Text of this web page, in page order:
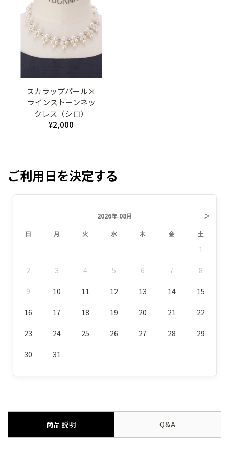
スカラップパール×
ラインストーンネッ
クレス（シロ）
¥2,000
ご利用日を決定する
2026年 08月 ＞
日 月 火 水 木 金 土
1
2 3 4 5 6 7 8
9 10 11 12 13 14 15
16 17 18 19 20 21 22
23 24 25 26 27 28 29
30 31
商品説明 Q&A